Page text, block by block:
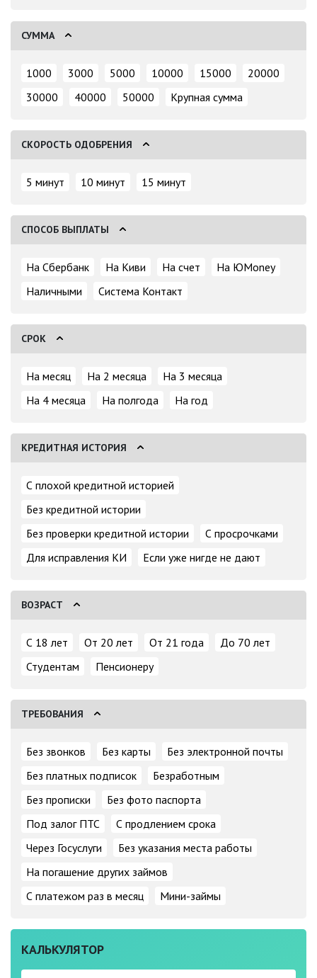
СУММА
1000 3000 5000 10000 15000
20000
30000
40000 50000 Крупная сумма
СКОРОСТЬ ОДОБРЕНИЯ
5 минут 10 минут 15 минут
СПОСОБ ВЫПЛАТЫ
На Сбербанк На Киви На счет
На ЮMoney
Наличными
Система Контакт
СРОК
На месяц На 2 месяца
На 3 месяца
На 4 месяца
На полгода На год
КРЕДИТНАЯ ИСТОРИЯ
С плохой кредитной историей
Без кредитной истории
Без проверки кредитной истории
С просрочками
Для исправления КИ
Если уже нигде не дают
ВОЗРАСТ
С 18 лет От 20 лет От 21 года
До 70 лет
Студентам
Пенсионеру
ТРЕБОВАНИЯ
Без звонков Без карты
Без электронной почты
Без платных подписок
Безработным
Без прописки
Без фото паспорта
Под залог ПТС
С продлением срока
Через Госуслуги
Без указания места работы
На погашение других займов
С платежом раз в месяц
Мини-займы
КАЛЬКУЛЯТОР